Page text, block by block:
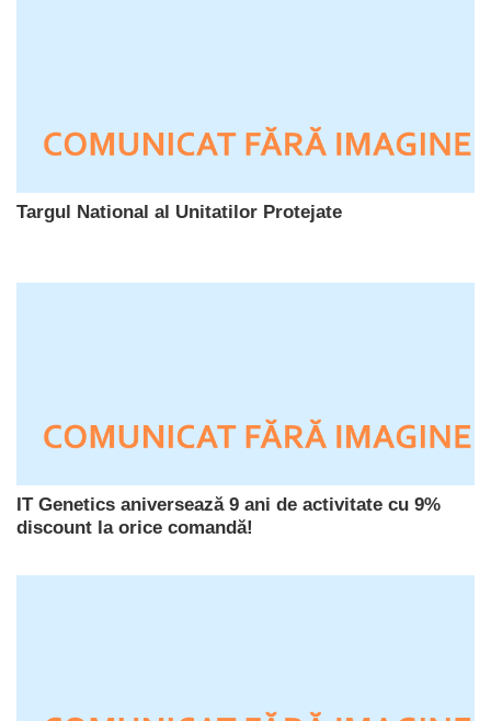
Targul National al Unitatilor Protejate
IT Genetics aniversează 9 ani de activitate cu 9%
discount la orice comandă!